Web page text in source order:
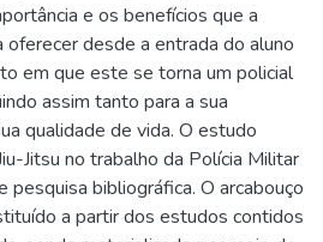
e os benefícios que a
desde a entrada do aluno
em que este se torna um policial
assim tanto para a sua
qualidade de vida. O estudo
Jitsu no trabalho da Polícia Militar
pesquisa bibliográfica. O arcabouço
a partir dos estudos contidos